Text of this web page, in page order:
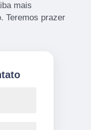
mais
Teremos prazer